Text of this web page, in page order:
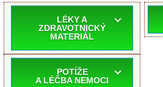
LÉKY A
ZDRAVOTNICKÝ
MATERIÁL
POTÍŽE
A LÉČBA NEMOCI